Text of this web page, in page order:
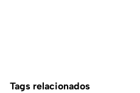
Tags relacionados